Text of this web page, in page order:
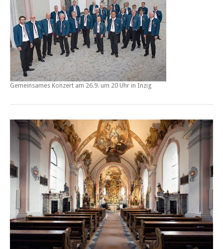
Gemeinsames Konzert am 26.9. um 20 Uhr in Inzig